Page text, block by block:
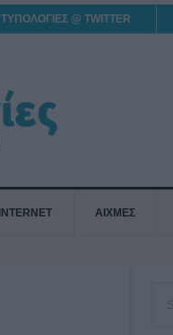
ΤΥΠΟΛΟΓΙΕΣ @ TWITTER
INTERNET ΑΙΧΜΕΣ